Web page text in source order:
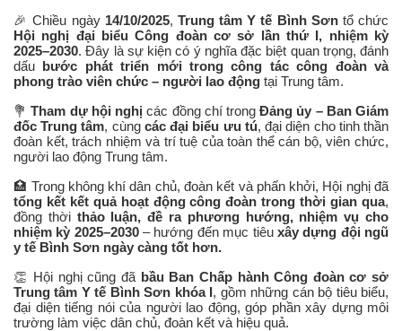
🎉 Chiều ngày 14/10/2025, Trung tâm Y tế Bình Sơntổ chức
Hội nghị đại biểu Công đoàn cơ sở lần thứ I, nhiệm kỳ
2025–2030. Đây là sự kiện có ý nghĩa đặc biệt quan trọng, đánh
dấu
bước phát triển mới trong công tác công đoàn và
phong trào viên chức – người lao động tại Trung tâm.
💐Tham dự hội nghị các đồng chí trongĐảng ủy – Ban Giám
đốc Trung tâm, cùng các đại biểu ưu tú, đại diện cho tinh thần
đoàn kết, trách nhiệm và trí tuệ của toàn thể cán bộ, viên chức,
người lao động Trung tâm.
🏥 Trong không khí dân chủ, đoàn kết và phấn khởi, Hội nghị đã
tổng kết kết quả hoạt động công đoàn trong thời gian qua,
đồng thời thảo luận, đề ra phương hướng, nhiệm vụ cho
nhiệm kỳ 2025–2030– hướng đến mục tiêu xây dựng đội ngũ
y tế Bình Sơn ngày càng tốt hơn.
👏 Hội nghị cũng đã bầu Ban Chấp hành Công đoàn cơ sở
Trung tâm Y tế Bình Sơn khóa I , gồm những cán bộ tiêu biểu,
đại diện tiếng nói của người lao động, góp phần xây dựng môi
trường làm việc dân chủ, đoàn kết và hiệu quả.